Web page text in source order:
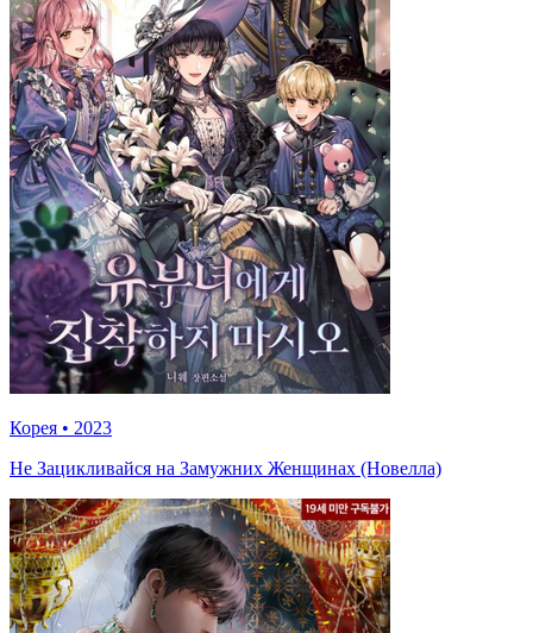
Корея • 2023
Не Зацикливайся на Замужних Женщинах (Новелла)